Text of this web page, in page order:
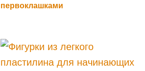
первоклашками